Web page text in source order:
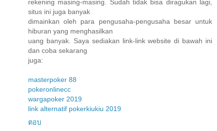
rekening masing-masing. Sudah tidak bisa diragukan lagi,
situs ini juga banyak
dimainkan oleh para pengusaha-pengusaha besar untuk
hiburan yang menghasilkan
uang banyak. Saya sediakan link-link website di bawah ini
dan coba sekarang
juga:
masterpoker 88
pokeronlinecc
wargapoker 2019
link alternatif pokerkiukiu 2019
ตอบ